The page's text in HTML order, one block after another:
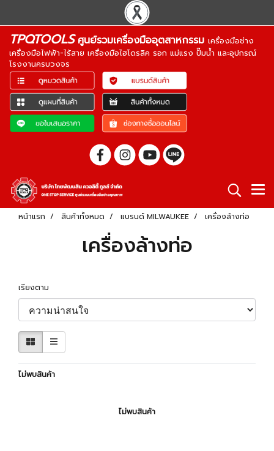
TPQTOOLSศูนย์รวมเครื่องมืออุตสาหกรรม เครื่องมือช่าง
เครื่องมือไฟฟ้า-ไร้สาย เครื่องมือไฮโดรลิค รอก แม่แรง ปั๊มน้ำ และอุปกรณ์
โรงงานครบวงจร
หน้าแรก สินค้าทั้งหมด แบรนด์ MILWAUKEE เครื่องล้างท่อ
เครื่องล้างท่อ
เรียงตาม
ไม่พบสินค้า
ไม่พบสินค้า